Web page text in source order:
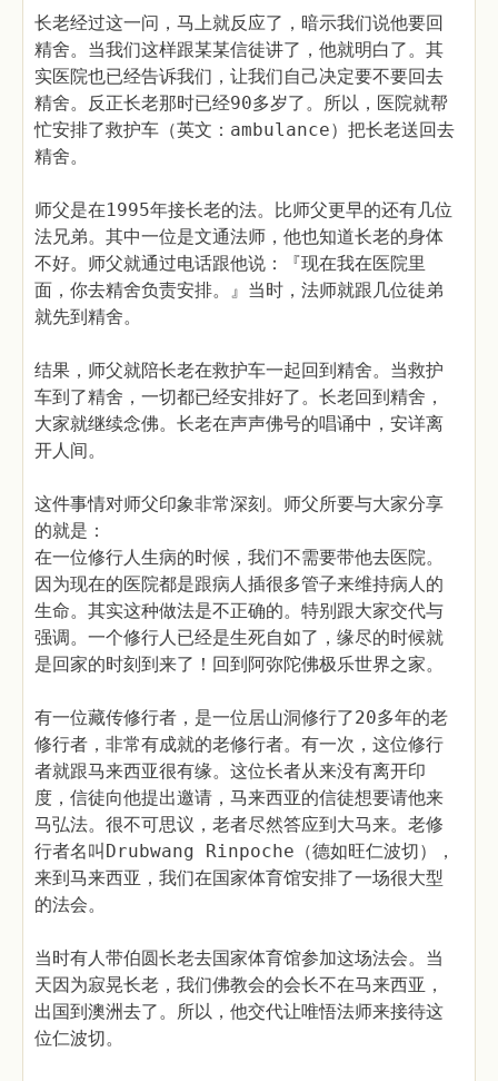
长老经过这一问，马上就反应了，暗示我们说他要回
精舍。当我们这样跟某某信徒讲了，他就明白了。其
实医院也已经告诉我们，让我们自己决定要不要回去
精舍。反正长老那时已经90多岁了。所以，医院就帮
忙安排了救护车（英文：ambulance）把长老送回去
精舍。
师父是在1995年接长老的法。比师父更早的还有几位
法兄弟。其中一位是文通法师，他也知道长老的身体
不好。师父就通过电话跟他说：『现在我在医院里
面，你去精舍负责安排。』当时，法师就跟几位徒弟
就先到精舍。
结果，师父就陪长老在救护车一起回到精舍。当救护
车到了精舍，一切都已经安排好了。长老回到精舍，
大家就继续念佛。长老在声声佛号的唱诵中，安详离
开人间。
这件事情对师父印象非常深刻。师父所要与大家分享
的就是：
在一位修行人生病的时候，我们不需要带他去医院。
因为现在的医院都是跟病人插很多管子来维持病人的
生命。其实这种做法是不正确的。特别跟大家交代与
强调。一个修行人已经是生死自如了，缘尽的时候就
是回家的时刻到来了！回到阿弥陀佛极乐世界之家。
有一位藏传修行者，是一位居山洞修行了20多年的老
修行者，非常有成就的老修行者。有一次，这位修行
者就跟马来西亚很有缘。这位长者从来没有离开印
度，信徒向他提出邀请，马来西亚的信徒想要请他来
马弘法。很不可思议，老者尽然答应到大马来。老修
行者名叫Drubwang Rinpoche（德如旺仁波切），
来到马来西亚，我们在国家体育馆安排了一场很大型
的法会。
当时有人带伯圆长老去国家体育馆参加这场法会。当
天因为寂晃长老，我们佛教会的会长不在马来西亚，
出国到澳洲去了。所以，他交代让唯悟法师来接待这
位仁波切。